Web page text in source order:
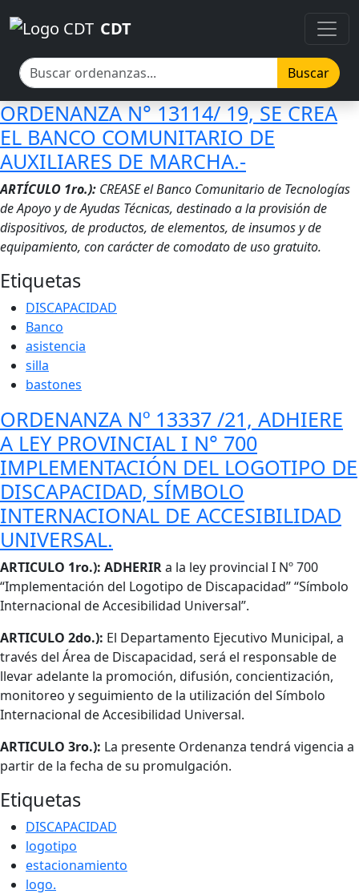
CDT
Buscar
ORDENANZA N° 13114/ 19, SE CREA
EL BANCO COMUNITARIO DE
AUXILIARES DE MARCHA.-
Cuerpo
ARTÍCULO 1ro.): CREASE el Banco Comunitario de Tecnologías
de Apoyo y de Ayudas Técnicas, destinado a la provisión de
dispositivos, de productos, de elementos, de insumos y de
equipamiento, con carácter de comodato de uso gratuito.
Etiquetas
DISCAPACIDAD
Banco
asistencia
silla
bastones
ORDENANZA Nº 13337 /21, ADHIERE
A LEY PROVINCIAL I N° 700
IMPLEMENTACIÓN DEL LOGOTIPO DE
DISCAPACIDAD, SÍMBOLO
INTERNACIONAL DE ACCESIBILIDAD
UNIVERSAL.
Cuerpo
ARTICULO 1ro.): ADHERIRa la ley provincial I Nº 700
“Implementación del Logotipo de Discapacidad” “Símbolo
Internacional de Accesibilidad Universal”.
ARTICULO 2do.): El Departamento Ejecutivo Municipal, a
través del Área de Discapacidad, será el responsable de
llevar adelante la promoción, difusión, concientización,
monitoreo y seguimiento de la utilización del Símbolo
Internacional de Accesibilidad Universal.
ARTICULO 3ro.): La presente Ordenanza tendrá vigencia a
partir de la fecha de su promulgación.
Etiquetas
DISCAPACIDAD
logotipo
estacionamiento
logo.